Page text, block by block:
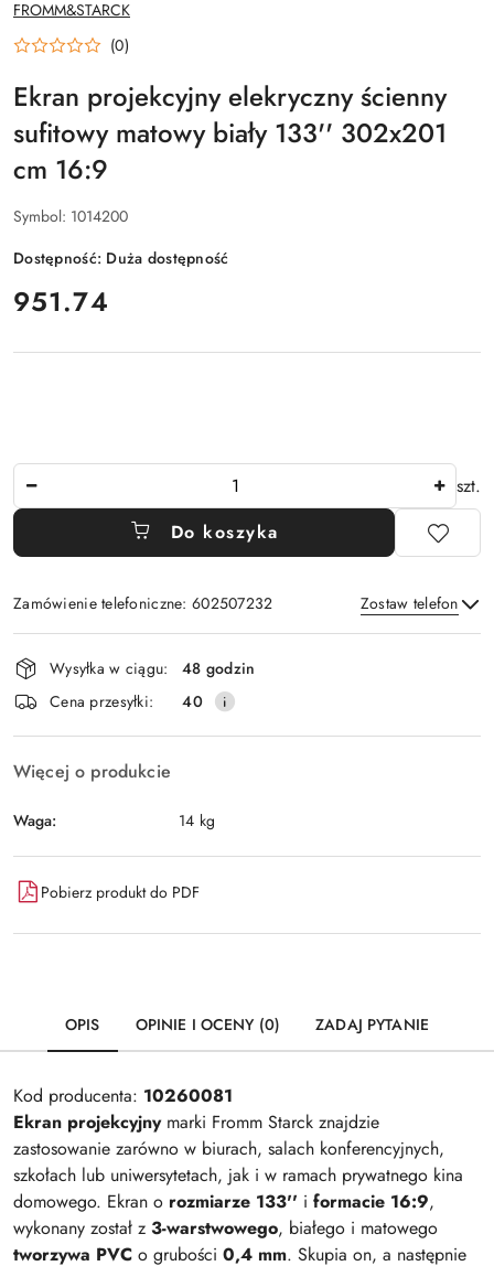
PRODUCENTA:
FROMM&STARCK
(0)
Ekran projekcyjny elekryczny ścienny
sufitowy matowy biały 133'' 302x201
cm 16:9
Symbol: 1014200
Dostępność: Duża dostępność
cena:
951.74
szt.
Do koszyka
Zamówienie telefoniczne: 602507232 Zostaw telefon
Wyślij
Dostępność
i
dostawa
Wysyłka w ciągu:
48 godzin
Cena przesyłki:
40
Więcej o produkcie
Waga: 14 kg
Pobierz produkt do PDF
OPIS OPINIE I OCENY (0) ZADAJ PYTANIE
Kod producenta: 10260081
Ekran projekcyjnymarki Fromm Starck znajdzie
zastosowanie zarówno w biurach, salach konferencyjnych,
szkołach lub uniwersytetach, jak i w ramach prywatnego kina
domowego. Ekran o rozmiarze 133'' i formacie 16:9,
wykonany został z 3-warstwowego, białego i matowego
tworzywa PVC o grubości 0,4 mm. Skupia on, a następnie